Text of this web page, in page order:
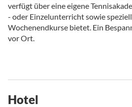
verfügt über eine eigene
- oder Einzelunterricht sowie
Wochenendkurse bietet. Ein
vor Ort.
Hotel